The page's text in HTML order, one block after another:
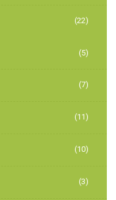
(22)
(5)
(7)
(11)
(10)
(3)